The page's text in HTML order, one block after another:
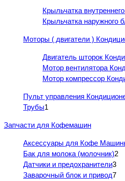
Крыльчатка
Крыльчатка наружного
Моторы ( двигатели )
Двигатель шторок
Мотор вентилятора
Мотор компрессор
Пульт управления
Трубы1
Запчасти для Кофемашин
Аксессуары для Кофе
Бак для молока (молочник)2
Датчики и предохранители3
Заварочный блок и привод7